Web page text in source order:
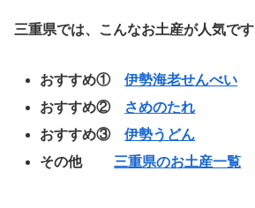
三重県では、こんなお土産が人気です
おすすめ①伊勢海老せんべい
おすすめ②
さめのたれ
おすすめ③伊勢うどん
その他 三重県のお土産一覧